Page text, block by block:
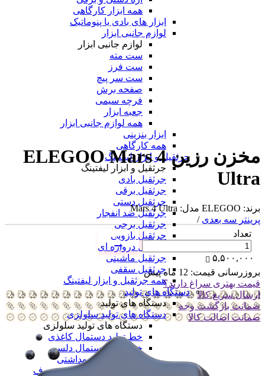
همه ابزار کارگاهی
ابزار های بادی یا پنوماتیک
لوازم جانبی ابزار
لوازم جانبی ابزار
ست مته
ست فرز
ست سر پیچ
صفحه برش
فرچه سیمی
جعبه ابزار
همه لوازم جانبی ابزار
ابزار بنزینی
همه کارگاهی
جرثقیل و ابزار لیفتینگ
جرثقیل و ابزار لیفتینگ
جرثقیل بادی
جرثقیل برقی
جرثقیل دستی
جرثقیل ضد انفجار
جرثقیل برجی
جرثقیل بازویی
جرثقیل دروازه ای
جرثقیل ماشینی
جرثقیل سقفی
همه جرثقیل و ابزار لیفتینگ
دستگاه های تولید
دستگاه های تولید
دستگاه های تولید سلولزی
دستگاه های تولید سلولزی
خط تولید دستمال کاغذی
خط تولید دستمال دلسی
خط تولید نوار بهداشتی
خط تولید لیوان یکبار مصرف
مخزن رزین ELEGOO Mars 4
Ultra
برند: ELEGOO مدل: Mars 4 Ultra
پرینتر سه بعدی /
تعداد
۵,۵۰۰,۰۰۰
بروزرسانی قیمت: 12 ماه پیش
قیمت بهتری سراغ دارید؟
ارسال سریع کالا
ضمانت بازگشت وجه
ضمانت اضالت کالا